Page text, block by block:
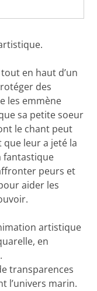
en haut d’un
des
les emmène
sa petite soeur
le chant peut
leur a jeté la
fantastique
peurs et
aider les
artistique
en
transparences
l’univers marin.